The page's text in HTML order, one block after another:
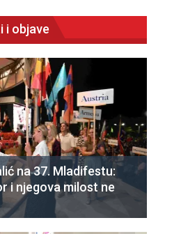
i objave
na 37. Mladifestu:
i njegova milost ne